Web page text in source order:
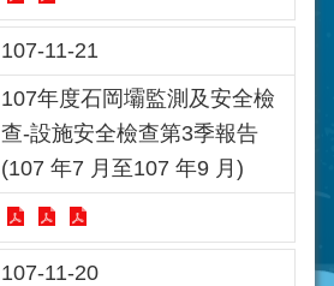
107-11-21
107年度石岡壩監測及安全檢
查-設施安全檢查第3季報告
(107 年7 月至107 年9 月)
107-11-20